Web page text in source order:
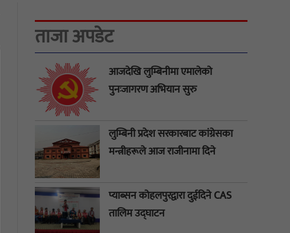
ताजा अपडेट
आजदेखि लुम्बिनीमा एमालेको
पुनःजागरण अभियान सुरु
लुम्बिनी प्रदेश सरकारबाट कांग्रेसका
मन्त्रीहरूले आज राजीनामा दिने
प्याब्सन कोहलपुरद्वारा दुईदिने CAS
तालिम उद्घाटन